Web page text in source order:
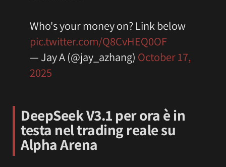
Who's your money on? Link below
pic.twitter.com/Q8CvHEQ0OF
— Jay A (@jay_azhang) October 17,
2025
DeepSeek V3.1 per ora è in
testa nel trading reale su
Alpha Arena